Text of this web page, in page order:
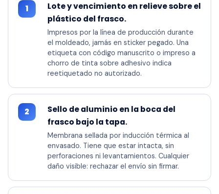
1
Lote y vencimiento en relieve sobre el
plástico del frasco.
Impresos por la línea de producción durante
el moldeado, jamás en sticker pegado. Una
etiqueta con código manuscrito o impreso a
chorro de tinta sobre adhesivo indica
reetiquetado no autorizado.
2
Sello de aluminio en la boca del
frasco bajo la tapa.
Membrana sellada por inducción térmica al
envasado. Tiene que estar intacta, sin
perforaciones ni levantamientos. Cualquier
daño visible: rechazar el envío sin firmar.